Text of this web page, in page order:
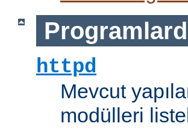
httpd
Mevcut
modülleri